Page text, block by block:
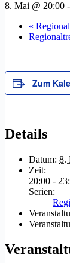
8. Mai @ 20:00 -
«
Zum
Details
Datum: 8.
Zeit:
20:00 -
Serien: